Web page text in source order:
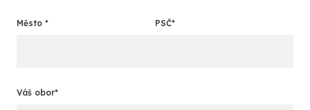
Město * PSČ*
Váš obor*